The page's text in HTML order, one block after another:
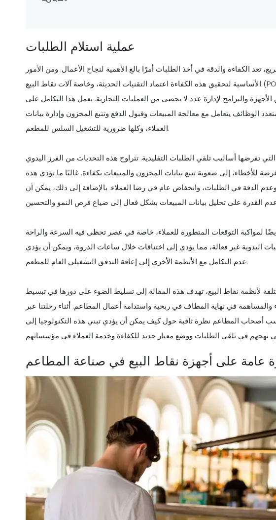
عملية استلام الطلبات
تعد الكفاءة والدقة في أخذ الطلبات أمرًا بالغ الأهمية لنجاح الأعمال. ومن الأمور
الأساسية لتحقيق هذه الكفاءة اعتماد التقنيات الحديثة، وخاصة آلات نقاط البيع (POS). تعد آلة POS أكثر من مجرد أداة لإجراء
والبرامج لإدارة عدد لا يحصى من العمليات التجارية. يعمل هذا التكامل على
الوظائف يتعامل مع معالجة المبيعات وقبول الدفع وتتبع المخزون وإدارة بيانات
العملاء، وكلها ضرورية للتشغيل السلس للمطعم.
تفرضها أساليب تلقي الطلبات التقليدية. تتراوح هذه التحديات من الفرز اليدوي
للأخطاء، إلى صعوبة تتبع بيانات المخزون والمبيعات بكفاءة. غالبًا ما تؤدي هذه
الدقة في الطلبات، وانخفاض عام في رضا العملاء. بالإضافة إلى ذلك، يمكن أن
لمواكبة التوقعات المتطورة للعملاء، خاصة في عصر تحظى فيه السرعة والراحة
اليدوية غير فعالة، مما يؤدي إلى اختناقات خلال ساعات الذروة، ويمكن أن يؤدي
عدم التكامل مع الأنظمة الأخرى إلى إعاقة التدفق التشغيلي العام للمطعم.
لأنظمة نقاط البيع، تهدف هذه المقالة إلى تسليط الضوء على دورها في تبسيط
والمساهمة في نهاية المطاف في ربحية واستدامة أعمال المطاعم. أثناء رحلتنا عبر
أصحاب المطاعم نظرة ثاقبة حول كيف يمكن أن يؤدي تبني هذه التكنولوجيا إلى
عامة على أجهزة نقاط البيع في صناعة المطاعم